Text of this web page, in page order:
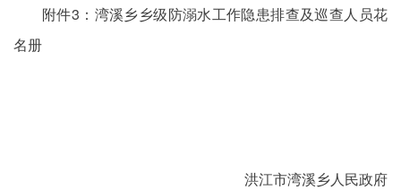
附件3：湾溪乡乡级防溺水工作隐患排查及巡查人员花
名册
洪江市湾溪乡人民政府